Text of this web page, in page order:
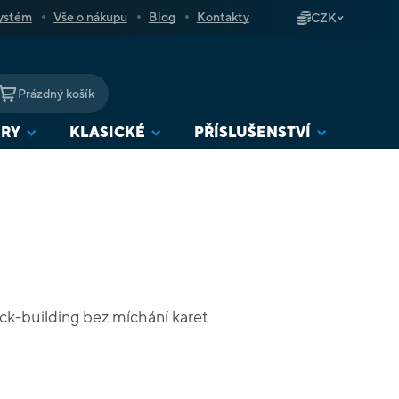
Vše o nákupu Blog Kontakty CZK
NÁKUPNÍ
KOŠÍK
Prázdný košík
KLASICKÉ PŘÍSLUŠENSTVÍ
building bez míchání karet